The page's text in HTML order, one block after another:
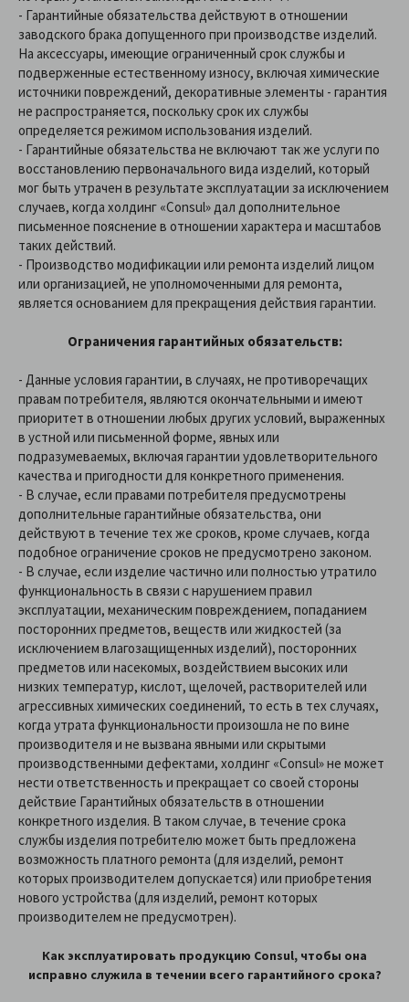
- Гарантийные обязательства действуют в отношении
заводского брака допущенного при производстве изделий.
На аксессуары, имеющие ограниченный срок службы и
подверженные естественному износу, включая химические
источники повреждений, декоративные элементы - гарантия
не распространяется, поскольку срок их службы
определяется режимом использования изделий.
- Гарантийные обязательства не включают так же услуги по
восстановлению первоначального вида изделий, который
мог быть утрачен в результате эксплуатации за исключением
случаев, когда холдинг «Consul» дал дополнительное
письменное пояснение в отношении характера и масштабов
таких действий.
- Производство модификации или ремонта изделий лицом
или организацией, не уполномоченными для ремонта,
является основанием для прекращения действия гарантии.
Ограничения гарантийных обязательств:
- Данные условия гарантии, в случаях, не противоречащих
правам потребителя, являются окончательными и имеют
приоритет в отношении любых других условий, выраженных
в устной или письменной форме, явных или
подразумеваемых, включая гарантии удовлетворительного
качества и пригодности для конкретного применения.
- В случае, если правами потребителя предусмотрены
дополнительные гарантийные обязательства, они
действуют в течение тех же сроков, кроме случаев, когда
подобное ограничение сроков не предусмотрено законом.
- В случае, если изделие частично или полностью утратило
функциональность в связи с нарушением правил
эксплуатации, механическим повреждением, попаданием
посторонних предметов, веществ или жидкостей (за
исключением влагозащищенных изделий), посторонних
предметов или насекомых, воздействием высоких или
низких температур, кислот, щелочей, растворителей или
агрессивных химических соединений, то есть в тех случаях,
когда утрата функциональности произошла не по вине
производителя и не вызвана явными или скрытыми
производственными дефектами, холдинг «Consul» не может
нести ответственность и прекращает со своей стороны
действие Гарантийных обязательств в отношении
конкретного изделия. В таком случае, в течение срока
службы изделия потребителю может быть предложена
возможность платного ремонта (для изделий, ремонт
которых производителем допускается) или приобретения
нового устройства (для изделий, ремонт которых
производителем не предусмотрен).
Как эксплуатировать продукцию Сonsul, чтобы она
исправно служила в течении всего гарантийного срока?